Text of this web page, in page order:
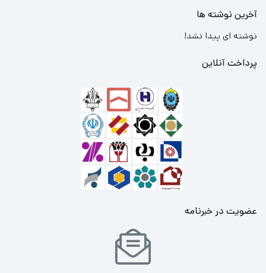
آخرین نوشته ها
نوشته ای پیدا نشد!
پرداخت آنلاین
عضویت در خبرنامه